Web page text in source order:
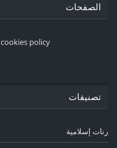
الصفحات
cookies policy
تصنيفات
رنات إسلامية